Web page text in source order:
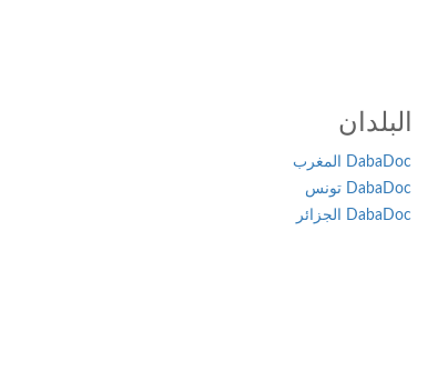
البلدان
DabaDoc المغرب
DabaDoc تونس
DabaDoc الجزائر